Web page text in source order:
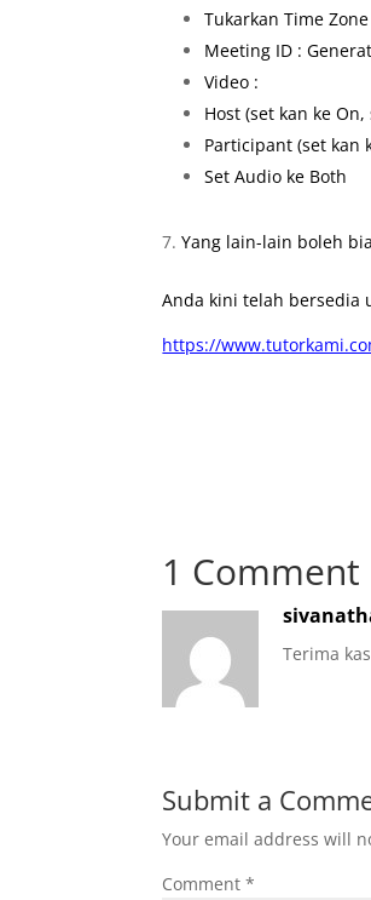
Tukarkan Time
Meeting ID :
Video :
Host (set kan ke
Participant (set kan
Set Audio ke Both
Yang lain-lain boleh
Anda kini telah bersedia
https://
. Livraison rapide et
. Options de paiement
с бесплатными
с мгновенными
с высоким процентом
доступно сейчас
1 Comment
Terima
Submit a
Your email address will
Comment*